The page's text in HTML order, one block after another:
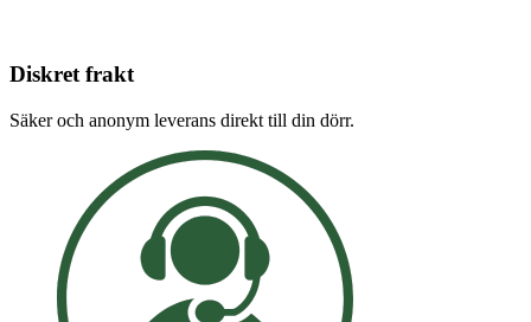
Diskret frakt
Säker och anonym leverans direkt till din dörr.